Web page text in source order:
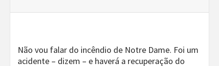
Não vou falar do incêndio de Notre Dame. Foi um
acidente – dizem – e haverá a recuperação do